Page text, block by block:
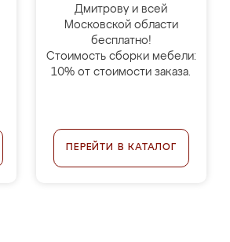
Дмитрову и всей
Московской области
бесплатно!
Стоимость сборки мебели:
10% от стоимости заказа.
ПЕРЕЙТИ В КАТАЛОГ